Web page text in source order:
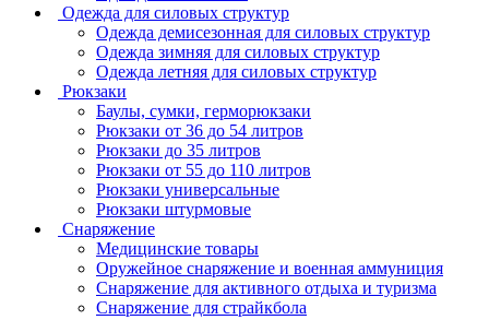
Одежда для силовых структур
Одежда демисезонная для силовых структур
Одежда зимняя для силовых структур
Одежда летняя для силовых структур
Рюкзаки
Баулы, сумки, герморюкзаки
Рюкзаки от 36 до 54 литров
Рюкзаки до 35 литров
Рюкзаки от 55 до 110 литров
Рюкзаки универсальные
Рюкзаки штурмовые
Снаряжение
Медицинские товары
Оружейное снаряжение и военная аммуниция
Снаряжение для активного отдыха и туризма
Снаряжение для страйкбола